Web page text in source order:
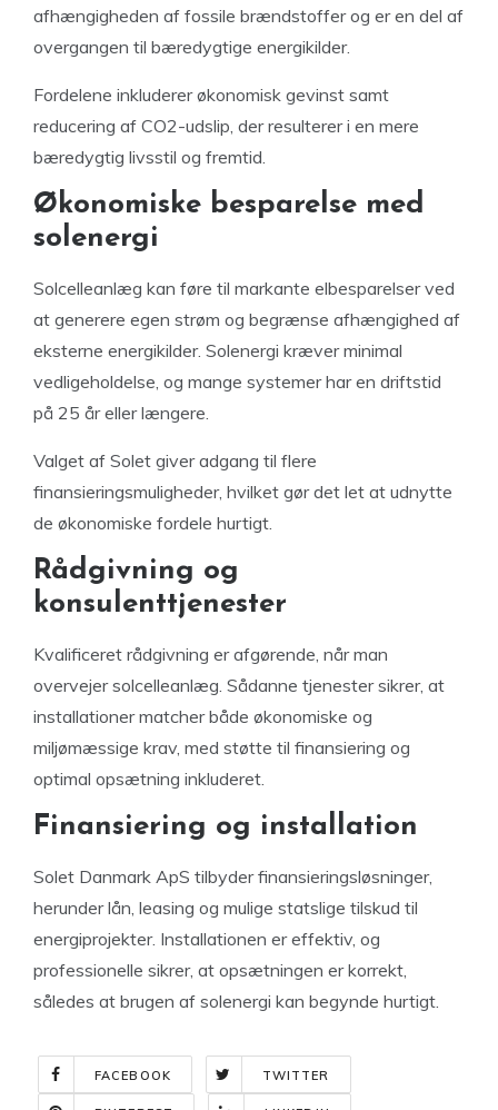
afhængigheden af fossile brændstoffer og er en del af
overgangen til bæredygtige energikilder.
Fordelene inkluderer økonomisk gevinst samt
reducering af CO2-udslip, der resulterer i en mere
bæredygtig livsstil og fremtid.
Økonomiske besparelse med
solenergi
Solcelleanlæg kan føre til markante elbesparelser ved
at generere egen strøm og begrænse afhængighed af
eksterne energikilder. Solenergi kræver minimal
vedligeholdelse, og mange systemer har en driftstid
på 25 år eller længere.
Valget af Solet giver adgang til flere
finansieringsmuligheder, hvilket gør det let at udnytte
de økonomiske fordele hurtigt.
Rådgivning og
konsulenttjenester
Kvalificeret rådgivning er afgørende, når man
overvejer solcelleanlæg. Sådanne tjenester sikrer, at
installationer matcher både økonomiske og
miljømæssige krav, med støtte til finansiering og
optimal opsætning inkluderet.
Finansiering og installation
Solet Danmark ApS tilbyder finansieringsløsninger,
herunder lån, leasing og mulige statslige tilskud til
energiprojekter. Installationen er effektiv, og
professionelle sikrer, at opsætningen er korrekt,
således at brugen af solenergi kan begynde hurtigt.
FACEBOOK TWITTER